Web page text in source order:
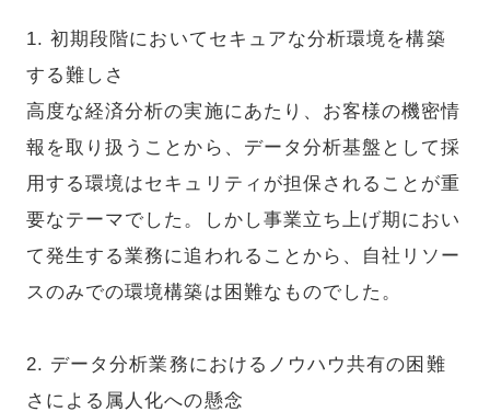
1. 初期段階においてセキュアな分析環境を構築
する難しさ
高度な経済分析の実施にあたり、お客様の機密情
報を取り扱うことから、データ分析基盤として採
用する環境はセキュリティが担保されることが重
要なテーマでした。しかし事業立ち上げ期におい
て発生する業務に追われることから、自社リソー
スのみでの環境構築は困難なものでした。
2. データ分析業務におけるノウハウ共有の困難
さによる属人化への懸念